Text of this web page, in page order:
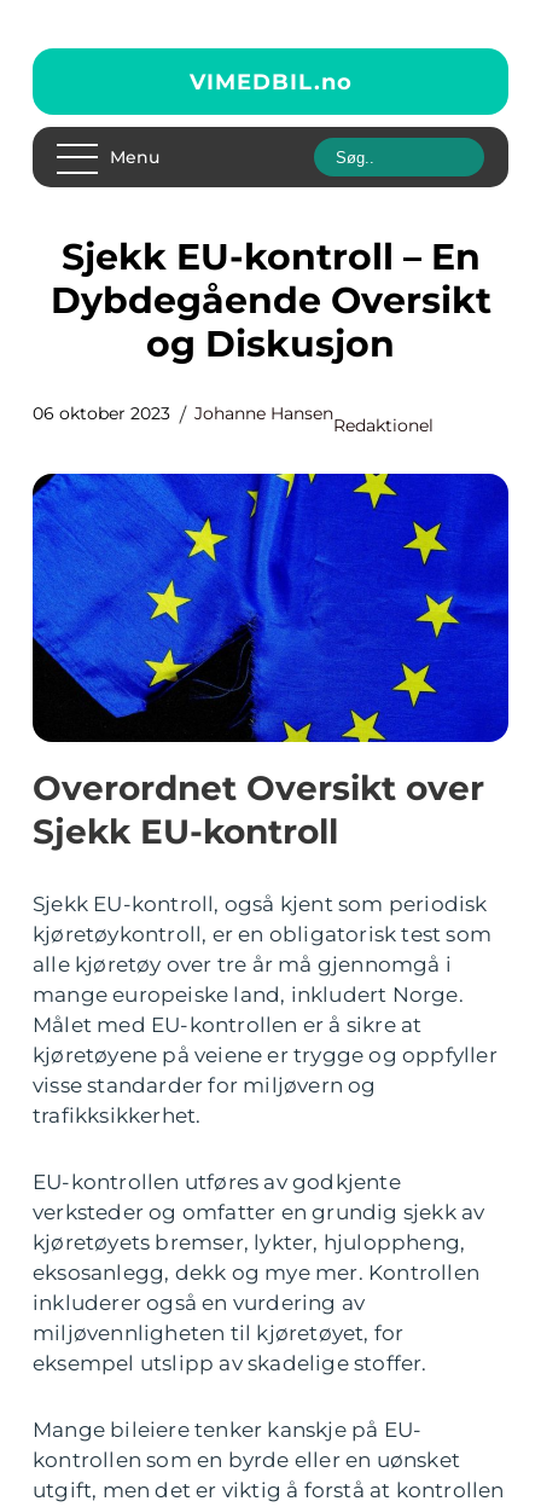
VIMEDBIL.no
Menu
Sjekk EU-kontroll – En
Dybdegående Oversikt
og Diskusjon
06 oktober 2023 Johanne Hansen
Redaktionel
Overordnet Oversikt over
Sjekk EU-kontroll
Sjekk EU-kontroll, også kjent som periodisk
kjøretøykontroll, er en obligatorisk test som
alle kjøretøy over tre år må gjennomgå i
mange europeiske land, inkludert Norge.
Målet med EU-kontrollen er å sikre at
kjøretøyene på veiene er trygge og oppfyller
visse standarder for miljøvern og
trafikksikkerhet.
EU-kontrollen utføres av godkjente
verksteder og omfatter en grundig sjekk av
kjøretøyets bremser, lykter, hjuloppheng,
eksosanlegg, dekk og mye mer. Kontrollen
inkluderer også en vurdering av
miljøvennligheten til kjøretøyet, for
eksempel utslipp av skadelige stoffer.
Mange bileiere tenker kanskje på EU-
kontrollen som en byrde eller en uønsket
utgift, men det er viktig å forstå at kontrollen